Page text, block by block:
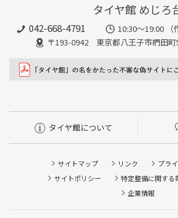
タイヤ館 めじろ
042-668-4791
10:30～19:00 （
〒193-0942 東京都八王子市椚田町
タイヤ館について
サイトマップ リンク
プラ
サイトポリシー
特定整備に関する
企業情報